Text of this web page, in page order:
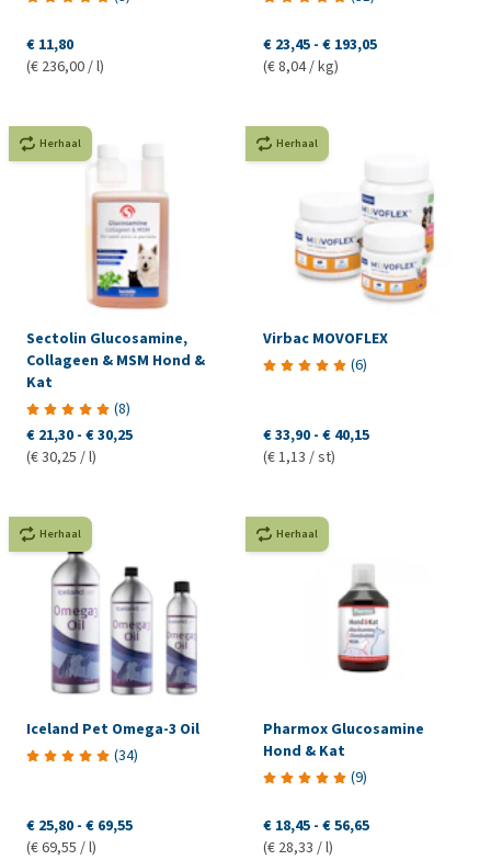
€ 11,80
(€ 236,00 / l)
€ 23,45 - € 193,05
(€ 8,04 / kg)
Herhaal
Sectolin Glucosamine,
Collageen & MSM Hond &
Kat
(8)
€ 21,30 - € 30,25
(€ 30,25 / l)
Herhaal
Virbac MOVOFLEX
(6)
€ 33,90 - € 40,15
(€ 1,13 / st)
Herhaal
Iceland Pet Omega-3 Oil
(34)
€ 25,80 - € 69,55
(€ 69,55 / l)
Herhaal
Pharmox Glucosamine
Hond & Kat
(9)
€ 18,45 - € 56,65
(€ 28,33 / l)